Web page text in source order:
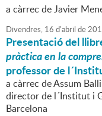
a càrrec de Javier
Divendres, 16 d'abril de
Presentació del
pràctica en la
professor de
a càrrec de Assum
director de l´Institut i
Barcelona